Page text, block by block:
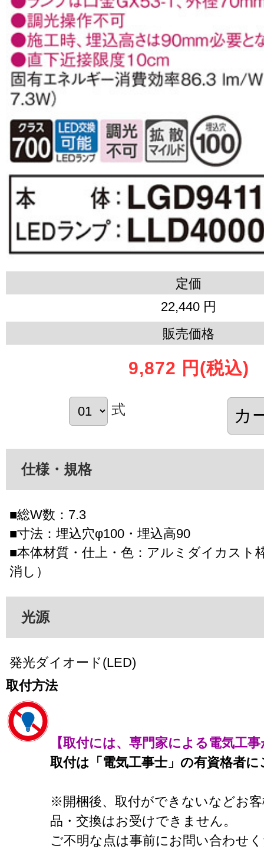
定価
22,440 円
販売価格
9,872 円 (税込)
式
仕様・規格
■総W数：7.3
■寸法：埋込穴φ100・埋込高90
■本体材質・仕上・色：アルミダイカスト
消し）
光源
発光ダイオード(LED)
取付方法
【取付には、専門家による電気工
取付は「電気工事士」の有資格者
※開梱後、取付ができないなどお
品・交換はお受けできません。
ご不明な点は事前にお問い合わせ